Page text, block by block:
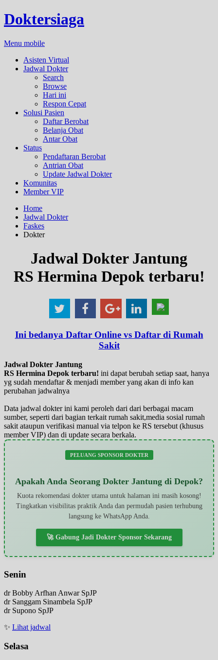
Doktersiaga
Menu mobile
Asisten Virtual
Jadwal Dokter
Search
Browse
Hari ini
Respon Cepat
Solusi Pasien
Daftar Berobat
Belanja Obat
Antar Obat
Status
Pendaftaran Berobat
Antrian Obat
Update Jadwal Dokter
Komunitas
Member VIP
Home
Jadwal Dokter
Faskes
Dokter
Jadwal Dokter Jantung
RS Hermina Depok terbaru!
Ini bedanya Daftar Online vs Daftar di Rumah
Sakit
Jadwal Dokter Jantung
RS Hermina Depok terbaru! ini dapat berubah setiap saat, hanya
yg sudah mendaftar & menjadi member yang akan di info kan
perubahan jadwalnya
Data jadwal dokter ini kami peroleh dari dari berbagai macam
sumber, seperti dari bagian terkait rumah sakit,media sosial rumah
sakit ataupun verifikasi manual via telpon ke RS tersebut (khusus
member VIP) dan di update secara berkala.
PELUANG SPONSOR DOKTER
Apakah Anda Seorang Dokter Jantung di Depok?
Kuota rekomendasi dokter utama untuk halaman ini masih kosong!
Tingkatkan visibilitas praktik Anda dan permudah pasien terhubung
langsung ke WhatsApp Anda.
🚀 Gabung Jadi Dokter Sponsor Sekarang
Senin
dr Bobby Arfhan Anwar SpJP
dr Sanggam Sinambela SpJP
dr Supono SpJP
✨ Lihat jadwal
Selasa